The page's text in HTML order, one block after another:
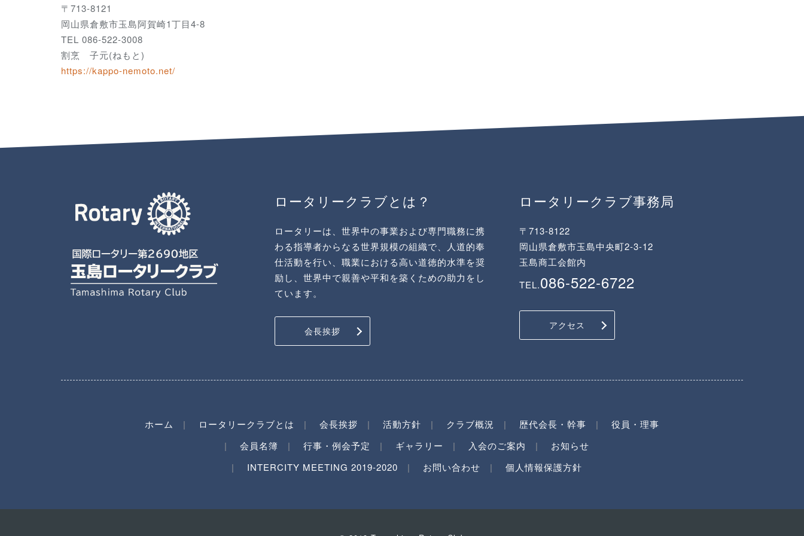
〒713-8121
岡山県倉敷市玉島阿賀崎1丁目4-8
TEL 086-522-3008
割烹 子元(ねもと)
https://kappo-nemoto.net/
ロータリークラブとは？
ロータリーは、世界中の事業および専門職務に携
わる指導者からなる世界規模の組織で、人道的奉
仕活動を行い、職業における高い道徳的水準を奨
励し、世界中で親善や平和を築くための助力をし
ています。
会長挨拶
ロータリークラブ事務局
〒713-8122
岡山県倉敷市玉島中央町2-3-12
玉島商工会館内
TEL.086-522-6722
アクセス
ホーム ロータリークラブとは 会長挨拶 活動方針 クラブ概況 歴代会長・幹事
役員・理事
会員名簿
行事・例会予定 ギャラリー 入会のご案内
お知らせ
INTERCITY MEETING 2019-2020
お問い合わせ 個人情報保護方針